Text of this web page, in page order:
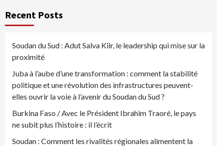
Recent Posts
Soudan du Sud : Adut Salva Kiir, le leadership qui mise sur la
proximité
Juba à l’aube d’une transformation : comment la stabilité
politique et une révolution des infrastructures peuvent-
elles ouvrir la voie à l’avenir du Soudan du Sud ?
Burkina Faso / Avec le Président Ibrahim Traoré, le pays
ne subit plus l’histoire : il l’écrit
Soudan : Comment les rivalités régionales alimentent la